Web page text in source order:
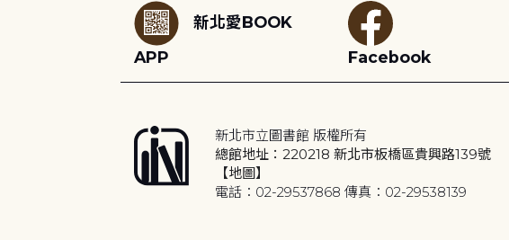
新北愛BOOK
APP
Facebook
新北市立圖書館 版權所有
總館地址：220218 新北市板橋區貴興路139號
【地圖】
電話：02-29537868 傳真：02-29538139